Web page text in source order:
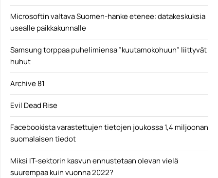
Microsoftin valtava Suomen-hanke etenee: datakeskuksia
usealle paikkakunnalle
Samsung torppaa puhelimiensa ”kuutamokohuun” liittyvät
huhut
Archive 81
Evil Dead Rise
Facebookista varastettujen tietojen joukossa 1,4 miljoonan
suomalaisen tiedot
Miksi IT-sektorin kasvun ennustetaan olevan vielä
suurempaa kuin vuonna 2022?